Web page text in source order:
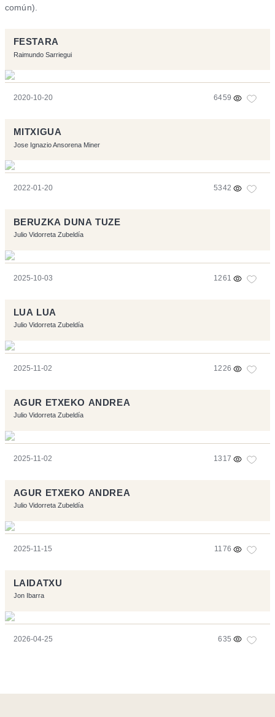
común).
FESTARA
Raimundo Sarriegui
2020-10-20 6459
MITXIGUA
Jose Ignazio Ansorena Miner
2022-01-20 5342
BERUZKA DUNA TUZE
Julio Vidorreta Zubeldía
2025-10-03 1261
LUA LUA
Julio Vidorreta Zubeldía
2025-11-02 1226
AGUR ETXEKO ANDREA
Julio Vidorreta Zubeldía
2025-11-02 1317
AGUR ETXEKO ANDREA
Julio Vidorreta Zubeldía
2025-11-15 1176
LAIDATXU
Jon Ibarra
2026-04-25 635